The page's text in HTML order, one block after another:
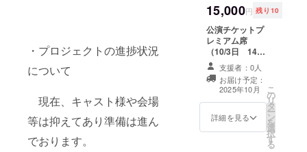
・プロジェクトの進捗状況
について
現在、キャスト様や会場
等は抑えてあり準備は進ん
でおります。
※支援者様の交通
費や滞在費は各
自でご負担くだ
さい。 ・支援者
様との連絡方
法：詳細はメー
ルで連絡しま
す。
15,000円 残り10
公演チケットプ
レミアム席
（10/3日 14時
公演） ※最前列
でのご鑑賞にな
ります。 パンフ
レット＋お礼状
セット付き ・日
時：2025年10月
支援者：0人
お届け予定：
2025年10月
詳細を見る
こ
の
リ
タ
ー
ン
を
選
択
す
る